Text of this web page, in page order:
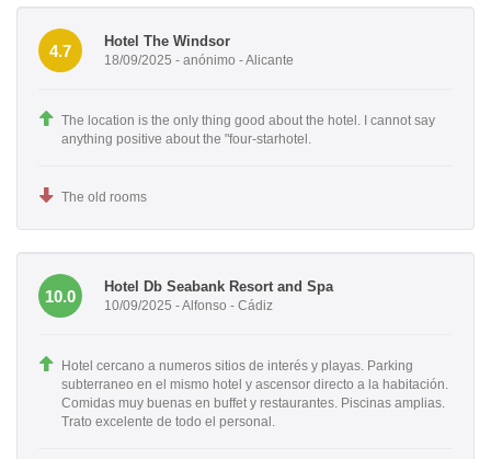
4.7
Hotel The Windsor
18/09/2025 - anónimo - Alicante
The location is the only thing good about the hotel. I cannot say
anything positive about the "four-starhotel.
The old rooms
10.0
Hotel Db Seabank Resort and Spa
10/09/2025 - Alfonso - Cádiz
Hotel cercano a numeros sitios de interés y playas. Parking
subterraneo en el mismo hotel y ascensor directo a la habitación.
Comidas muy buenas en buffet y restaurantes. Piscinas amplias.
Trato excelente de todo el personal.